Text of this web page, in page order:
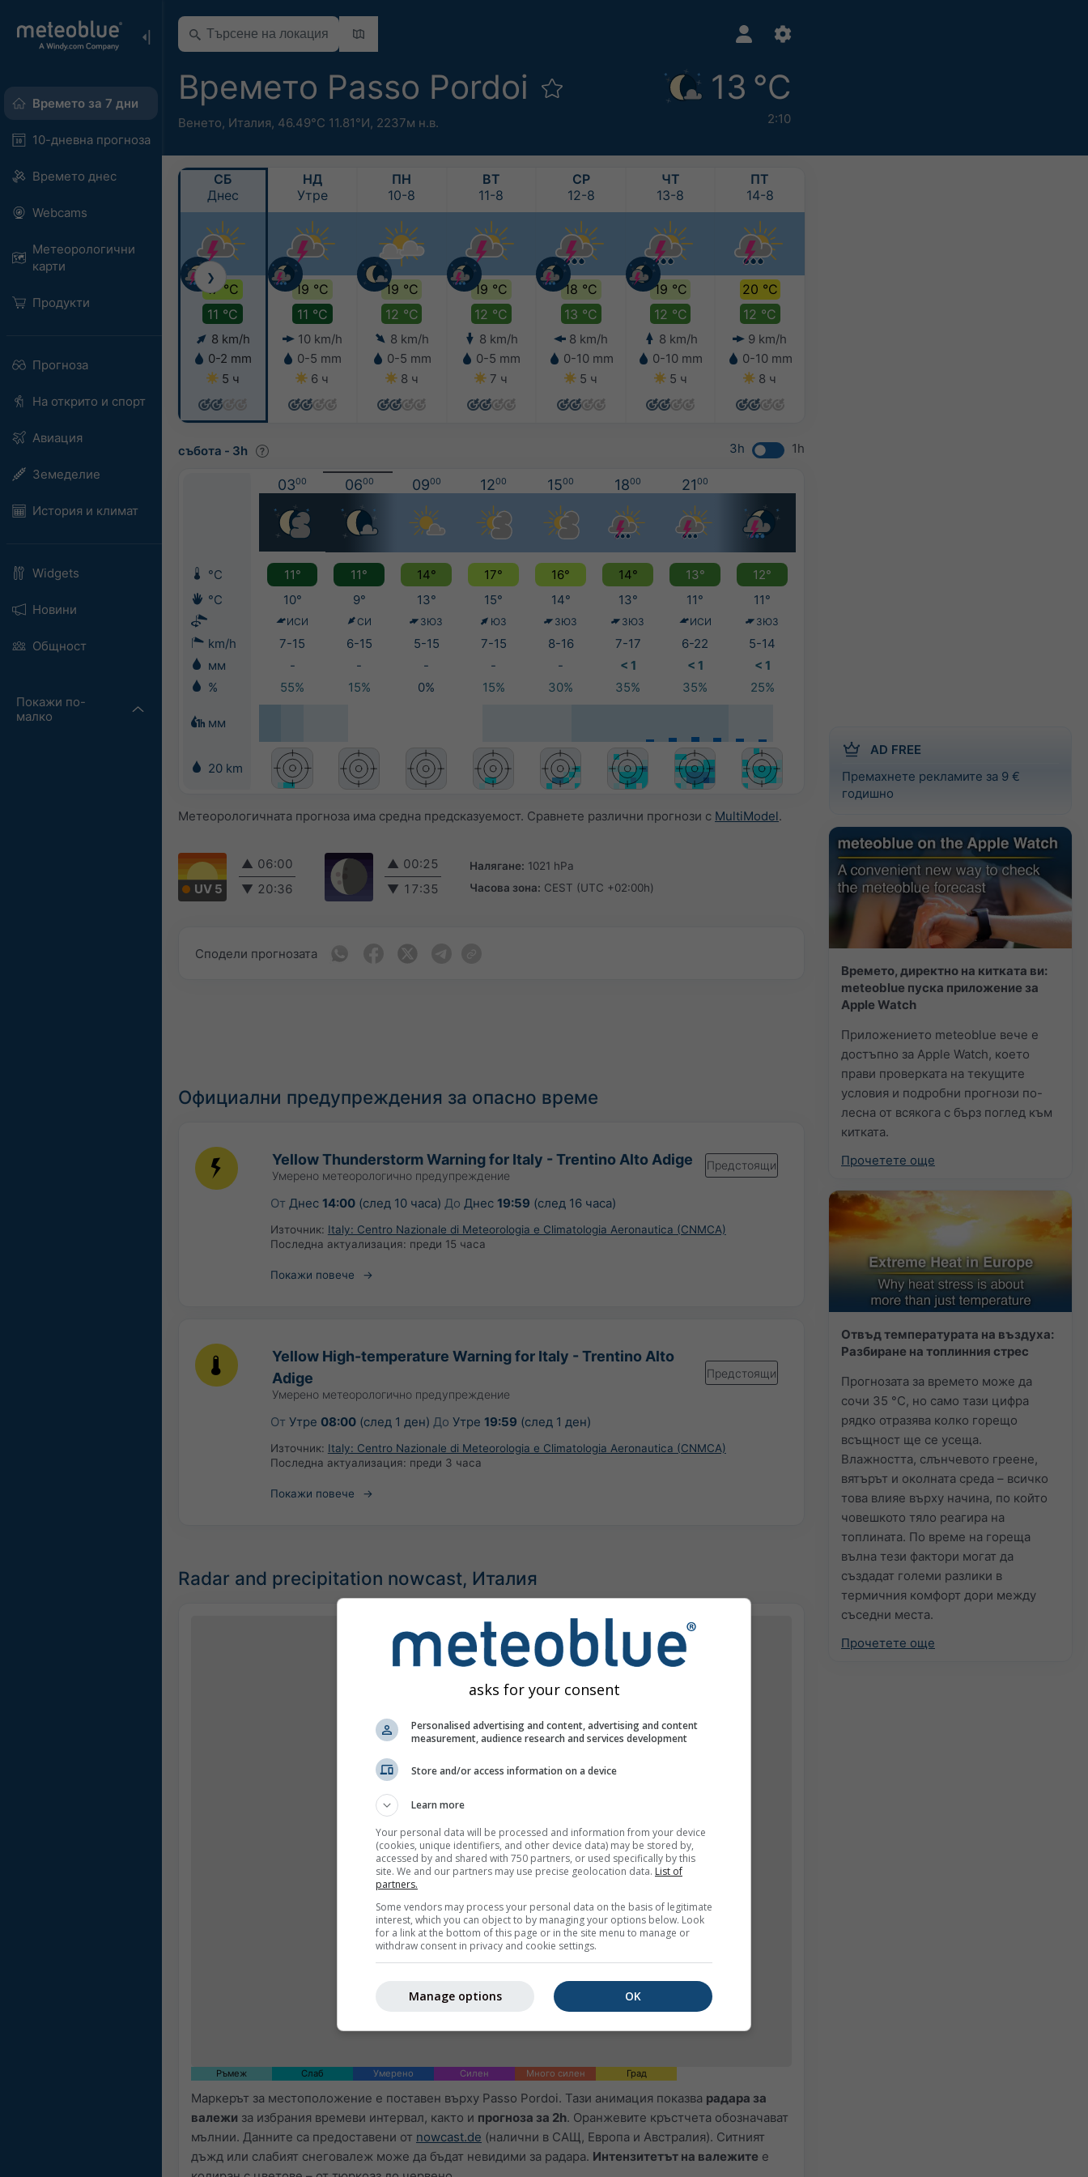
Времето за 7 дни
10-дневна прогноза
Времето днес
Webcams
Метеорологични
карти
Продукти
Прогноза
На открито и спорт
Авиация
Земеделие
История и климат
Widgets
Новини
Общност
Покажи по-
малко
Времето Passo Pordoi
Венето, Италия, 46.49°С 11.81°И, 2237м н.в.
13 °C
2:10
AD FREE
Премахнете рекламите за 9 €
годишно
Времето, директно на китката ви:
meteoblue пуска приложение за
Apple Watch
Приложението meteoblue вече е
достъпно за Apple Watch, което
прави проверката на текущите
условия и подробни прогнози по-
лесна от всякога с бърз поглед към
китката.
Прочетете още
Отвъд температурата на въздуха:
Разбиране на топлинния стрес
Прогнозата за времето може да
сочи 35 °C, но само тази цифра
рядко отразява колко горещо
всъщност ще се усеща.
Влажността, слънчевото греене,
вятърът и околната среда – всичко
това влияе върху начина, по който
човешкото тяло реагира на
топлината. По време на гореща
вълна тези фактори могат да
създадат големи разлики в
термичния комфорт дори между
съседни места.
Прочетете още
СБ
Днес
17 °C
11 °C
8 km/h
0-2 mm
5 ч
НД
Утре
19 °C
11 °C
10 km/h
0-5 mm
6 ч
ПН
10-8
19 °C
12 °C
8 km/h
0-5 mm
8 ч
ВТ
11-8
19 °C
12 °C
8 km/h
0-5 mm
7 ч
СР
12-8
18 °C
13 °C
8 km/h
0-10 mm
5 ч
ЧТ
13-8
19 °C
12 °C
8 km/h
0-10 mm
5 ч
ПТ
14-8
20 °C
12 °C
9 km/h
0-10 mm
8 ч
❯
събота - 3h 3h 1h
0300 0600 0900 1200 1500 1800 2100
°C 11° 11° 14° 17° 16° 14° 13°
12°
°C
10° 9° 13° 15° 14° 13° 11° 11°
ИСИ СИ ЗЮЗ ЮЗ ЗЮЗ ЗЮЗ ИСИ ЗЮЗ
km/h 7-15 6-15 5-15 7-15 8-16 7-17 6-22
5-14
мм
- - - - - < 1 < 1
< 1
%
55% 15% 0% 15% 30% 35% 35% 25%
мм
20 km
Метеорологичната прогноза има средна предсказуемост. Сравнете различни прогнози с MultiModel.
UV 5
▲ 06:00
▼ 20:36
▲ 00:25
▼ 17:35
Налягане: 1021 hPa
Часова зона: CEST (UTC +02:00h)
Сподели прогнозата
Официални предупреждения за опасно време
Yellow Thunderstorm Warning for Italy - Trentino Alto Adige
Умерено метеорологично предупреждение
Предстоящи
От Днес 14:00(след 10 часа) До Днес 19:59 (след 16 часа)
Източник: Italy: Centro Nazionale di Meteorologia e Climatologia Aeronautica (CNMCA)
Последна актуализация: преди 15 часа
Покажи повече
Yellow High-temperature Warning for Italy - Trentino Alto
Adige
Умерено метеорологично предупреждение
Предстоящи
От Утре 08:00(след 1 ден) До Утре 19:59 (след 1 ден)
Източник: Italy: Centro Nazionale di Meteorologia e Climatologia Aeronautica (CNMCA)
Последна актуализация: преди 3 часа
Покажи повече
Radar and precipitation nowcast, Италия
Ръмеж Слаб Умерено Силен Много силен Град
Маркерът за местоположение е поставен върху Passo Pordoi. Тази анимация показва радара за
валежи за избрания времеви интервал, както и прогноза за 2h. Оранжевите кръстчета обозначават
мълнии. Данните са предоставени от nowcast.de (налични в САЩ, Европа и Австралия). Ситният
дъжд или слабият снеговалеж може да бъдат невидими за радара. Интензитетът на валежите е
asks for your consent
Personalised advertising and content, advertising and content
measurement, audience research and services development
Store and/or access information on a device
Learn more
Your personal data will be processed and information from your device
(cookies, unique identifiers, and other device data) may be stored by,
accessed by and shared with 750 partners, or used specifically by this
site. We and our partners may use precise geolocation data. List of
partners.
Some vendors may process your personal data on the basis of legitimate
interest, which you can object to by managing your options below. Look
for a link at the bottom of this page or in the site menu to manage or
withdraw consent in privacy and cookie settings.
OK
Manage options